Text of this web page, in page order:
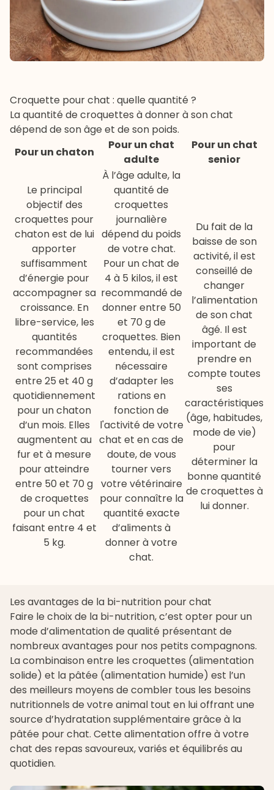
Croquette pour chat : quelle quantité ?
La quantité de croquettes à donner à son chat
dépend de son âge et de son poids.
Pour un chaton
Pour un chat
adulte
Pour un chat
senior
Le principal
objectif des
croquettes pour
chatonest de lui
apporter
suffisamment
d’énergie pour
accompagner sa
croissance. En
libre-service, les
quantités
recommandées
sont comprises
entre 25 et 40 g
quotidiennement
pour un chaton
d’un mois. Elles
augmentent au
fur et à mesure
pour atteindre
entre 50 et 70 g
de croquettes
pour un chat
faisant entre 4 et
5 kg.
À l’âge adulte, la
quantité de
croquettes
journalière
dépend du poids
de votre chat.
Pour un chat de
4 à 5 kilos, il est
recommandé de
donner entre 50
et 70 g de
croquettes. Bien
entendu, il est
nécessaire
d’adapter les
rations en
fonction de
l'activité de votre
chat et en cas de
doute, de vous
tourner vers
votre vétérinaire
pour connaître la
quantité exacte
d’aliments à
donner à votre
chat.
Du fait de la
baisse de son
activité, il est
conseillé de
changer
l’alimentation
de son chat
âgé. Il est
important de
prendre en
compte toutes
ses
caractéristiques
(âge, habitudes,
mode de vie)
pour
déterminer la
bonne quantité
de croquettes à
lui donner.
Les avantages de la bi-nutrition pour chat
Faire le choix de la bi-nutrition, c’est opter pour un
mode d’alimentation de qualité présentant de
nombreux avantages pour nos petits compagnons.
La combinaison entre les croquettes (alimentation
solide) et la pâtée (alimentation humide) est l’un
des meilleurs moyens de combler tous les besoins
nutritionnels de votre animal tout en lui offrant une
source d’hydratation supplémentaire grâce à la
pâtée pour chat. Cette alimentation offre à votre
chat des repas savoureux, variés et équilibrés au
quotidien.